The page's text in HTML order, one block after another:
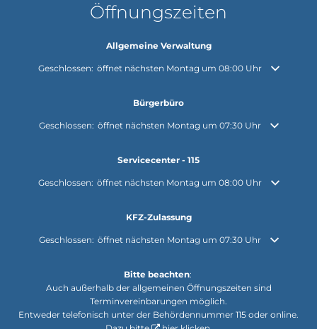
Öffnungszeiten
Allgemeine Verwaltung
Klicken, um weitere Öffnungs- oder Schließzeiten auszublenden
Geschlossen: öffnet nächsten Montag um 08:00 Uhr
Bürgerbüro
Klicken, um weitere Öffnungs- oder Schließzeiten auszublenden
Geschlossen: öffnet nächsten Montag um 07:30 Uhr
Servicecenter - 115
Klicken, um weitere Öffnungs- oder Schließzeiten auszublenden
Geschlossen: öffnet nächsten Montag um 08:00 Uhr
KFZ-Zulassung
Klicken, um weitere Öffnungs- oder Schließzeiten auszublenden
Geschlossen: öffnet nächsten Montag um 07:30 Uhr
Bitte beachten:
Auch außerhalb der allgemeinen Öffnungszeiten sind
Terminvereinbarungen möglich.
Entweder telefonisch unter der Behördennummer 115 oder online.